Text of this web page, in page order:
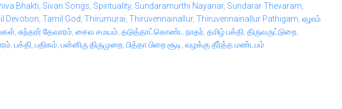
Bhakti Sivan Songs Spirituality, Sundaramurthi Nayanar, Sundarar Thevaram
Devotion Tamil God Thirumurai Thiruvennainallur, Thiruvennainallur Pathigam ஏழாம்
சுந்தரர் தேவாரம் சைவ சமயம் தடுத்தாட்கொண்ட நாதர் தமிழ் பக்தி திருவருட்டுறை
பக்தி பதிகம் பன்னிரு திருமுறை பித்தா பிறை சூடி வழக்கு தீர்த்த மண்டபம்